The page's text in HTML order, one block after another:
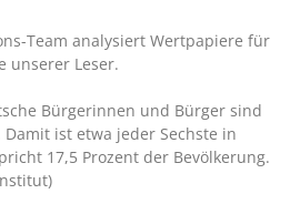
Team analysiert Wertpapiere für
unserer Leser.
Bürgerinnen und Bürger sind
ist etwa jeder Sechste in
17,5 Prozent der Bevölkerung.